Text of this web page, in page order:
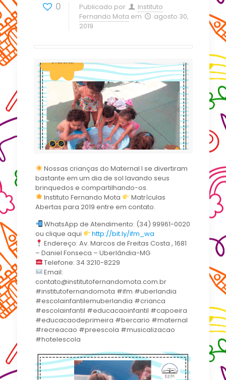
0 Publicado por
Instituto
Fernando Mota em
agosto 30,
2019
Nossas crianças do Maternal I se divertiram
bastante em um dia de sol lavando seus
brinquedos e compartilhando-os.
Instituto Fernando Mota
Matrículas
Abertas para 2019 entre em contato.
WhatsApp de Atendimento: (34) 99961-0020
ou clique aqui
http://bit.ly/ifm_wa
Endereço: Av. Marcos de Freitas Costa , 1681
– Daniel Fonseca – Uberlândia-MG
Telefone: 34 3210-8229
Email:
contato@institutofernandomota.com.br
#institutofernandomota #ifm #uberlandia
#escolainfantilemuberlandia #crianca
#escolainfantil #educacaoinfantil #capoeira
#educacaodeprimeira #bercario #maternal
#recreacao #preescola #musicalizacao
#hotelescola